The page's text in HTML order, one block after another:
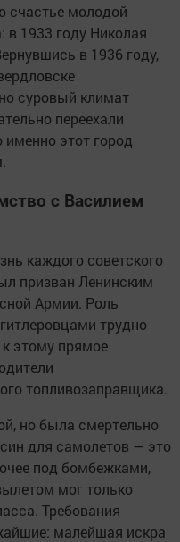
счастье молодой
в 1933 году Николая
в 1936 году,
суровый климат
переехали
именно этот город
с Василием
каждого советского
призван Ленинским
Армии. Роль
трудно
этому прямое
топливозаправщика.
но была смертельно
для самолетов — это
под бомбежками,
мог только
Требования
малейшая искра